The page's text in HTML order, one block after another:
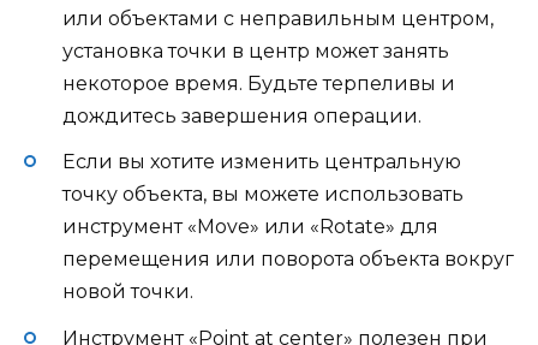
или объектами с неправильным центром,
установка точки в центр может занять
некоторое время. Будьте терпеливы и
дождитесь завершения операции.
Если вы хотите изменить центральную
точку объекта, вы можете использовать
инструмент «Move» или «Rotate» для
перемещения или поворота объекта вокруг
новой точки.
Инструмент «Point at center» полезен при